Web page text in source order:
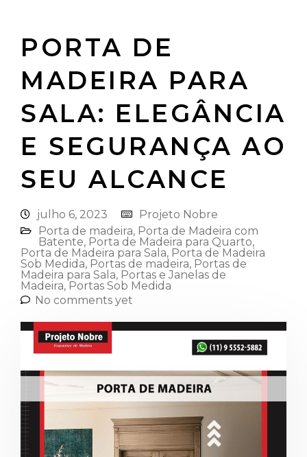
PORTA DE
MADEIRA PARA
SALA: ELEGÂNCIA
E SEGURANÇA AO
SEU ALCANCE
julho 6, 2023
Projeto Nobre
Porta de madeira, Porta de Madeira com
Batente, Porta de Madeira para Quarto,
Porta de Madeira para Sala, Porta de Madeira
Sob Medida, Portas de madeira, Portas de
Madeira para Sala, Portas e Janelas de
Madeira, Portas Sob Medida
No comments yet